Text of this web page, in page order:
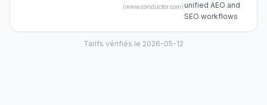
(www.conductor.com) unified AEO and
SEO workflows
Tarifs vérifiés le 2026-05-12